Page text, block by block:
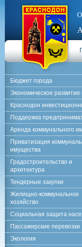
Бюджет города
Экономическое развитие
Краснодон
Поддержка
Аренда коммунального
Приватизация
имущества
Градостроительство и
архитектура
Тендерные закупки
Жилищно-коммунальное
хозяйство
Социальная защита
Пассажирские перевозки
Экология